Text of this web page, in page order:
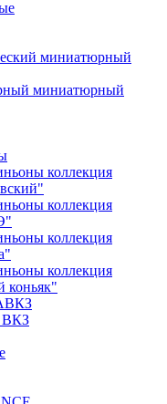
миниатюрный
миниатюрный
коллекция
коллекция
коллекция
коллекция
коньяк"
ВКЗ